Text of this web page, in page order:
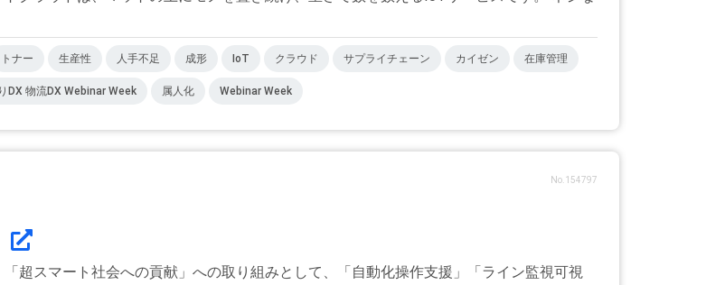
トナー 生産性 人手不足 成形 IoT クラウド サプライチェーン カイゼン 在庫管理
DX 物流DX Webinar Week 属人化 Webinar Week
No.154797
超スマート社会への貢献」への取り組みとして、「自動化操作支援」「ライン監視可視